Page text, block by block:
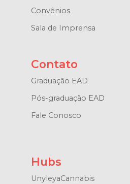
Convênios
Sala de Imprensa
Contato
Graduação EAD
Pós-graduação EAD
Fale Conosco
Hubs
UnyleyaCannabis